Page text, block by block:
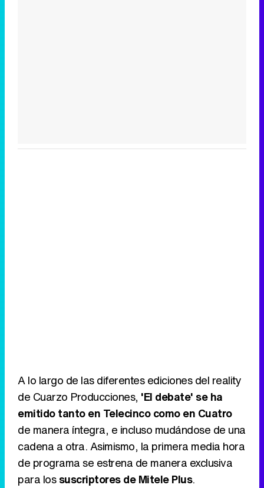
A lo largo de las diferentes ediciones del reality
de Cuarzo Producciones, 'El debate' se ha
emitido tanto en Telecinco como en Cuatro
de manera íntegra, e incluso mudándose de una
cadena a otra. Asimismo, la primera media hora
de programa se estrena de manera exclusiva
para lossuscriptores de Mitele Plus.